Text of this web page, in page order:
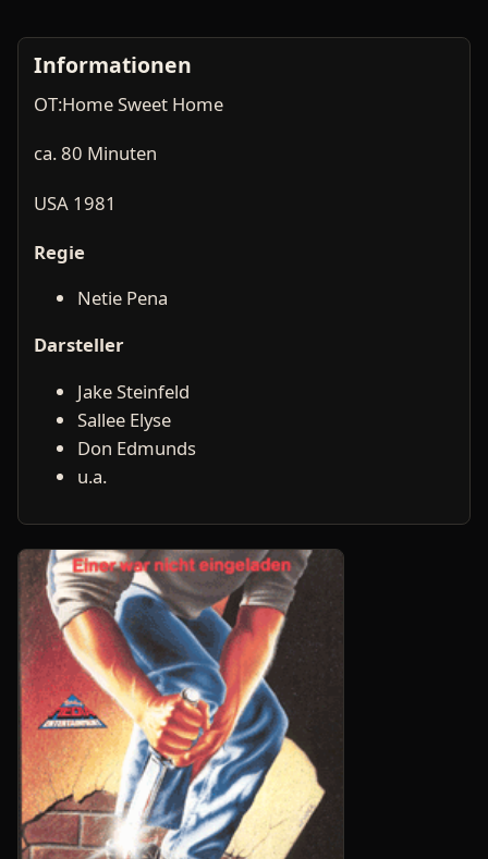
Informationen
OT:Home Sweet Home
ca. 80 Minuten
USA 1981
Regie
Netie Pena
Darsteller
Jake Steinfeld
Sallee Elyse
Don Edmunds
u.a.